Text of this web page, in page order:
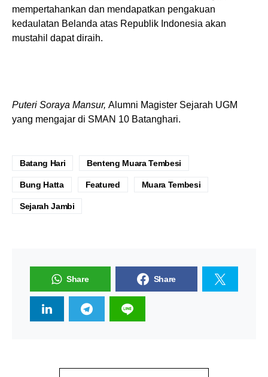
mempertahankan dan mendapatkan pengakuan
kedaulatan Belanda atas Republik Indonesia akan
mustahil dapat diraih.
Puteri Soraya Mansur, Alumni Magister Sejarah UGM
yang mengajar di SMAN 10 Batanghari.
Batang Hari Benteng Muara Tembesi
Bung Hatta Featured Muara Tembesi
Sejarah Jambi
Share Share